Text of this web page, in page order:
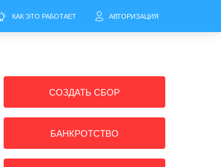
КАК ЭТО РАБОТАЕТ АВТОРИЗАЦИЯ
СОЗДАТЬ СБОР
БАНКРОТСТВО